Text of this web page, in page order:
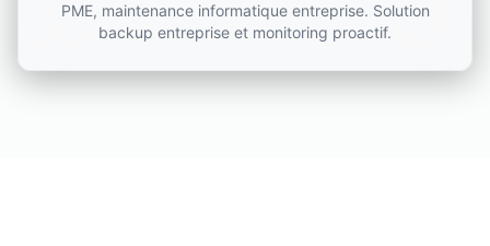
PME, maintenance informatique entreprise. Solution
backup entreprise et monitoring proactif.